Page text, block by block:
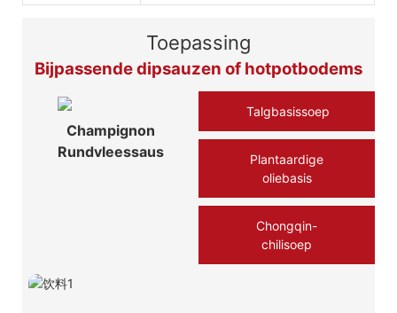
Toepassing
Bijpassende dipsauzen of hotpotbodems
Champignon
Rundvleessaus
Talgbasissoep
Plantaardige
oliebasis
Chongqin-
chilisoep